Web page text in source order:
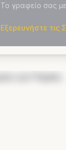
Το γραφείο σας
Εξερευνήστε τις